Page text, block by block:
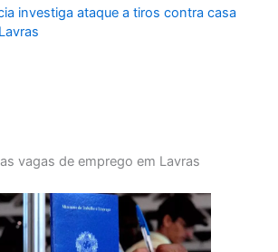
investiga ataque a tiros contra casa
vagas de emprego em Lavras